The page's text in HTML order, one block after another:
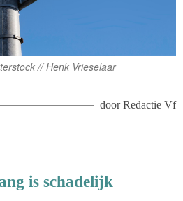
// Henk Vrieselaar
doorRedactie Vf
is schadelijk